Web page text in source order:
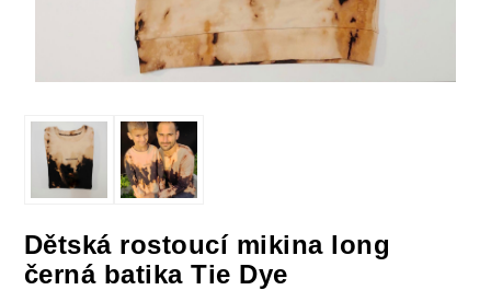
Dětská rostoucí mikina long
černá batika Tie Dye